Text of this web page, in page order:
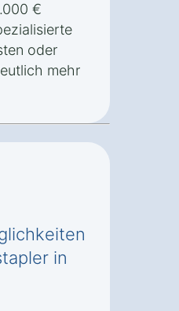
€
oder
mehr
in